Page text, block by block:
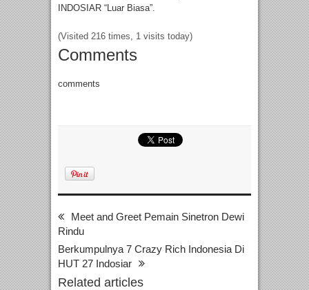
INDOSIAR “Luar Biasa”.
(Visited 216 times, 1 visits today)
Comments
comments
Meet and Greet Pemain Sinetron Dewi
Rindu
Berkumpulnya 7 Crazy Rich Indonesia Di
HUT 27 Indosiar
Related articles